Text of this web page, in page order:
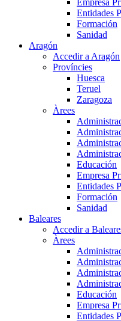
Empresa
Entidades
Formación
Sanidad
Aragón
Accedir a Aragón
Províncies
Huesca
Teruel
Zaragoza
Àrees
Educación
Empresa
Entidades
Formación
Sanidad
Baleares
Accedir a
Àrees
Educación
Empresa
Entidades